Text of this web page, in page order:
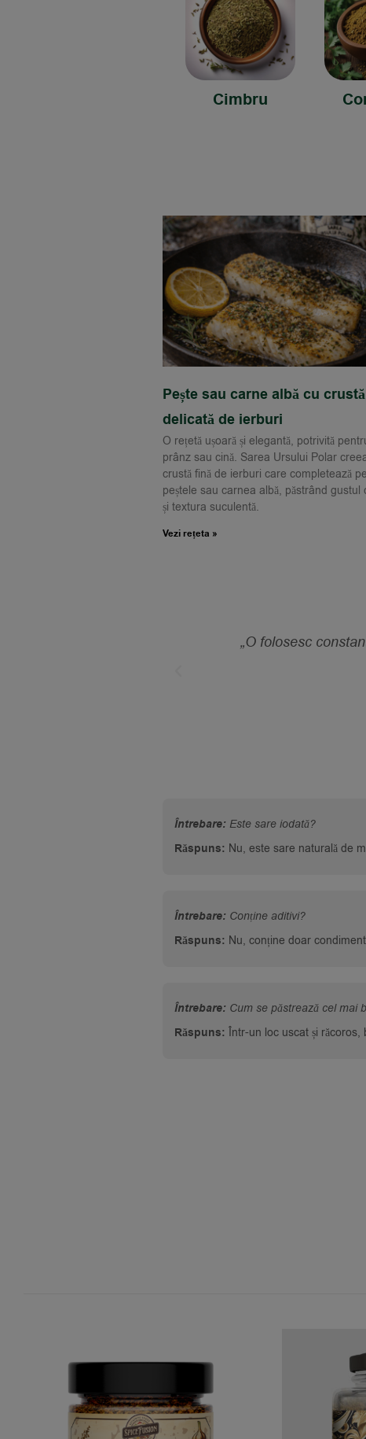
Cimbru
Pește sau carne albă cu crustă
delicată de ierburi
O rețetă ușoară și elegantă, potrivită
prânz sau cină. Sarea Ursului Polar
crustă fină de ierburi care completează
peștele sau carnea albă, păstrând gustul
și textura suculentă.
Vezi rețeta »
„O folosesc
Întrebare: Este sare iodată?
Răspuns: Nu, este sare naturală de
Întrebare: Conține aditivi?
Răspuns: Nu, conține doar
Întrebare: Cum se păstrează cel mai
Răspuns: Într-un loc uscat și